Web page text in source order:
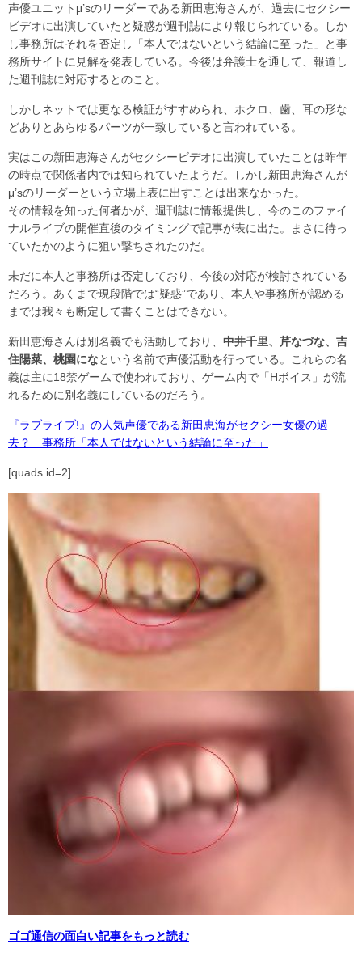
声優ユニットμ’sのリーダーである新田恵海さんが、過去にセクシー
ビデオに出演していたと疑惑が週刊誌により報じられている。しか
し事務所はそれを否定し「本人ではないという結論に至った」と事
務所サイトに見解を発表している。今後は弁護士を通して、報道し
た週刊誌に対応するとのこと。
しかしネットでは更なる検証がすすめられ、ホクロ、歯、耳の形な
どありとあらゆるパーツが一致していると言われている。
実はこの新田恵海さんがセクシービデオに出演していたことは昨年
の時点で関係者内では知られていたようだ。しかし新田恵海さんが
μ’sのリーダーという立場上表に出すことは出来なかった。
その情報を知った何者かが、週刊誌に情報提供し、今のこのファイ
ナルライブの開催直後のタイミングで記事が表に出た。まさに待っ
ていたかのように狙い撃ちされたのだ。
未だに本人と事務所は否定しており、今後の対応が検討されている
だろう。あくまで現段階では“疑惑”であり、本人や事務所が認める
までは我々も断定して書くことはできない。
新田恵海さんは別名義でも活動しており、 中井千里、芹なづな、吉
住陽菜、桃園になという名前で声優活動を行っている。これらの名
義は主に18禁ゲームで使われており、ゲーム内で「Hボイス」が流
れるために別名義にしているのだろう。
『ラブライブ!』の人気声優である新田恵海がセクシー女優の過
去？ 事務所「本人ではないという結論に至った」
[quads id=2]
ゴゴ通信の面白い記事をもっと読む